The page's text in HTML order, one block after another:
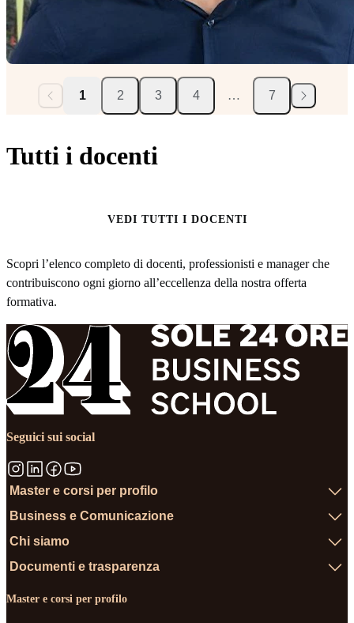
1 2 3 4 … 7
Tutti i docenti
VEDI TUTTI I DOCENTI
Scopri l’elenco completo di docenti, professionisti e manager che
contribuiscono ogni giorno all’eccellenza della nostra offerta
formativa.
Seguici sui social
Master e corsi per profilo
Business e Comunicazione
Chi siamo
Documenti e trasparenza
Master e corsi per profilo